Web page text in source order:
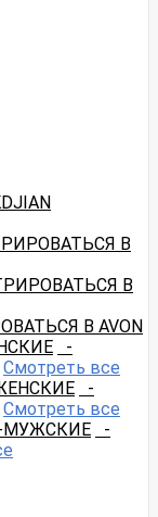
В
В
В AVON
-
Смотреть все
-
Смотреть все
МУЖСКИЕ
-